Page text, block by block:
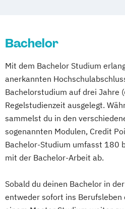
Bachelor
Mit dem Bachelor Studium
anerkannten
Bachelorstudium auf drei Jahre
Regelstudienzeit ausgelegt.
sammelst du in den
sogenannten Modulen, Credit
Bachelor-Studium umfasst 180
mit der Bachelor-Arbeit ab.
Sobald du deinen Bachelor in
entweder sofort ins